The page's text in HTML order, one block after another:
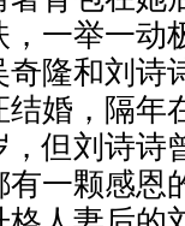
，一举一动
奇隆和刘诗
结婚，隔年
，但刘诗诗
有一颗感恩